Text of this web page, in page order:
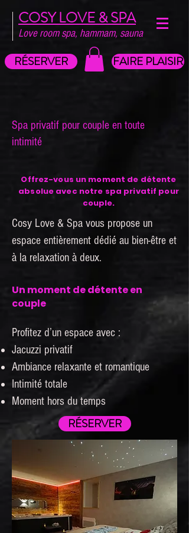
COSY LOVE & SPA
Love room spa, hammam, sauna
RÉSERVER FAIRE PLAISIR
Spa privatif pour couple en toute
intimité
Offrez-vous un moment de détente
absolue avec notre spa privatif pour
couple.
Cosy Love & Spa vous propose un
espace entièrement dédié au bien-être et
à la relaxation à deux.
Un moment de détente en
couple
Profitez d’un espace avec :
Jacuzzi privatif
Ambiance relaxante et romantique
Intimité totale
Moment hors du temps
RÉSERVER